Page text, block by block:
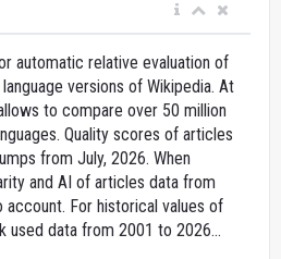
automatic relative evaluation of
versions of Wikipedia. At
to compare over 50 million
Quality scores of articles
from July, 2026. When
and AI of articles data from
For historical values of
used data from 2001 to 2026...